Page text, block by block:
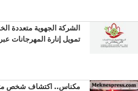
الشركة الجهوية متعددة
تمويل إنارة المهرجانات عبر
مكناس.. اكتشاف شخص